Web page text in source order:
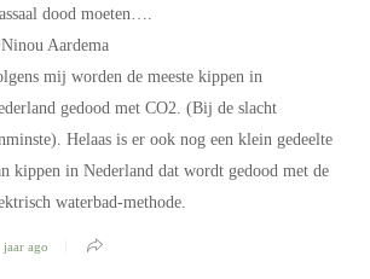
dood moeten….
Aardema
mij worden de meeste kippen in
gedood met CO2. (Bij de slacht
Helaas is er ook nog een klein gedeelte
kippen in Nederland dat wordt gedood met de
waterbad-methode.
jaar ago